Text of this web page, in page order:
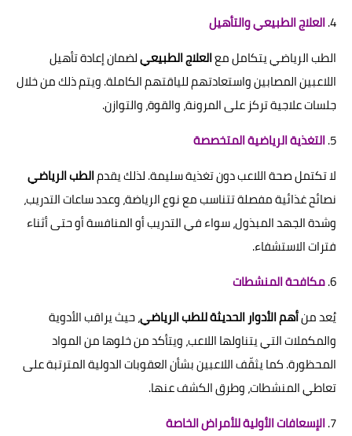
4. العلاج الطبيعي والتأهيل
الطب الرياضي يتكامل معالعلاج الطبيعيلضمان إعادة تأهيل
اللاعبين المصابين واستعادتهم للياقتهم الكاملة. ويتم ذلك من خلال
جلسات علاجية تركز على المرونة، والقوة، والتوازن.
5. التغذية الرياضية المتخصصة
لا تكتمل صحة اللاعب دون تغذية سليمة. لذلك يقدمالطب الرياضي
نصائح غذائية مفصلة تتناسب مع نوع الرياضة، وعدد ساعات التدريب،
وشدة الجهد المبذول، سواء في التدريب أو المنافسة أو حتى أثناء
فترات الاستشفاء.
6. مكافحة المنشطات
يُعد منأهم الأدوار الحديثة للطب الرياضي، حيث يراقب الأدوية
والمكملات التي يتناولها اللاعب، ويتأكد من خلوها من المواد
المحظورة. كما يثقّف اللاعبين بشأن العقوبات الدولية المترتبة على
تعاطي المنشطات، وطرق الكشف عنها.
7. الإسعافات الأولية للأمراض الخاصة